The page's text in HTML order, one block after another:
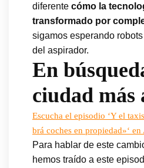
diferente cómo la
transformado por
sigamos esperando
del aspirador.
En
ciudad más
Escucha el episodio ‘Y el
brá coches en propiedad»‘
Para hablar de este
hemos traído a este